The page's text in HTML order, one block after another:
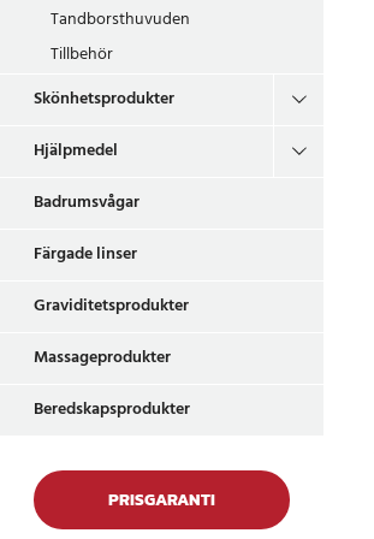
Tandborsthuvuden
Tillbehör
Skönhetsprodukter
Hjälpmedel
Badrumsvågar
Färgade linser
Graviditetsprodukter
Massageprodukter
Beredskapsprodukter
PRISGARANTI